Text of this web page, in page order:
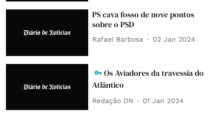
PS cava fosso de nove pontos
sobre o PSD
Rafael Barbosa 02 Jan 2024
Os Aviadores da travessia do
Atlântico
Redação DN 01 Jan 2024